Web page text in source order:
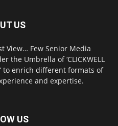
US
View… Few Senior Media
the Umbrella of ‘CLICKWELL
to enrich different formats of
and expertise.
US